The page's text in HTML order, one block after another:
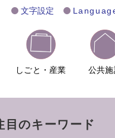
文字設定
しごと・産業 公共施
目のキーワード